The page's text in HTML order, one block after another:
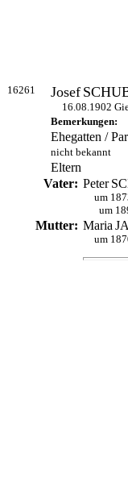
16261 Josef
16.08.1902
Bemerkungen:
Ehegatten /
nicht bekannt
Eltern
Vater: Peter
um
um
Mutter: Maria
um